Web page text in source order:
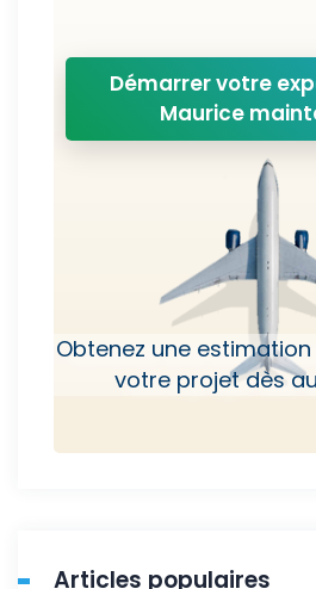
Démarrer votre
Maurice
Obtenez une
votre projet dès
Articles populaires